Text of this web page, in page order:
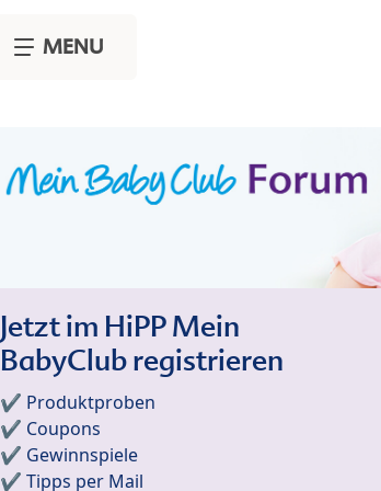
MENU
Jetzt im HiPP Mein
BabyClub registrieren
✔️ Produktproben
✔️ Coupons
✔️ Gewinnspiele
✔️ Tipps per Mail